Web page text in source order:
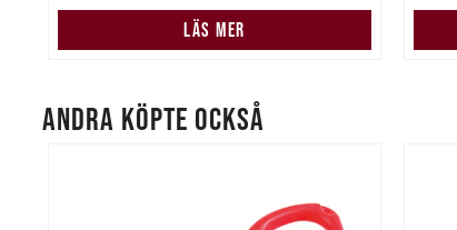
LÄS MER
ANDRA KÖPTE OCKSÅ